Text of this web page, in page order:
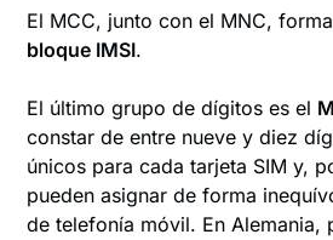
El MCC, junto con el MNC,
bloque IMSI.
El último grupo de dígitos es el
constar de entre nueve y diez
únicos para cada tarjeta SIM y,
pueden asignar de forma
de telefonía móvil. En Alemania,